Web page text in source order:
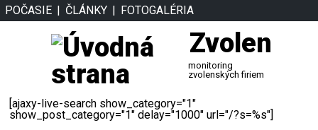
POČASIE ČLÁNKY FOTOGALÉRIA
Zvolen
monitoring
zvolenských firiem
[ajaxy-live-search show_category="1"
show_post_category="1" delay="1000" url="/?s=%s"]